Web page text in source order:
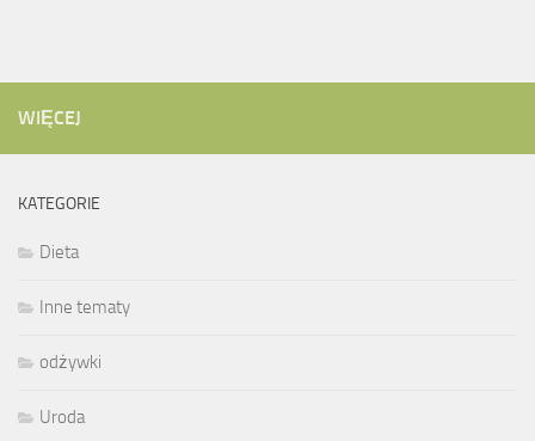
WIĘCEJ
KATEGORIE
Dieta
Inne tematy
odżywki
Uroda